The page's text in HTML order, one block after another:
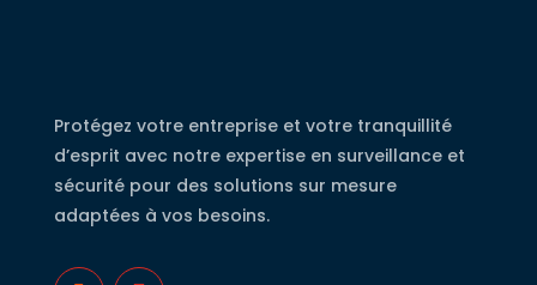
Protégez votre entreprise et votre tranquillité
d’esprit avec notre expertise en surveillance et
sécurité pour des solutions sur mesure
adaptées à vos besoins.